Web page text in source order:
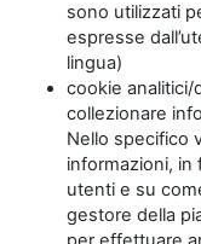
sono utilizzati
espresse
lingua)
cookie analitici/
collezionare
Nello specifico
informazioni, in
utenti e su
gestore della